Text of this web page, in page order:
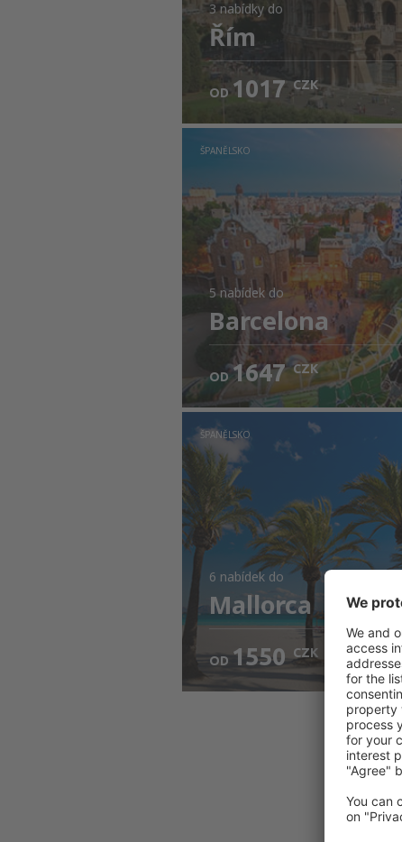
3 nabídkydo
Řím
OD 1017 CZK
ŠPANĚLSKO
5 nabídek do
Barcelona
OD 1647 CZK
ŠPANĚLSKO
6 nabídek do
Mallorca
OD 1550 CZK